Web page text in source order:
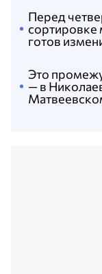
Это
— в
Перед
сортировке
готов